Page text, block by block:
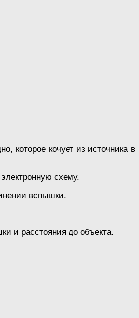
которое кочует из источника в
схему.
вспышки.
и расстояния до объекта.